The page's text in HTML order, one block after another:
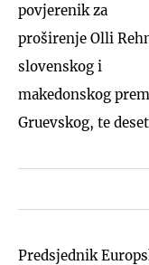
povjerenik za
proširenje Olli
slovenskog i
makedonskog
Gruevskog, te
Predsjednik